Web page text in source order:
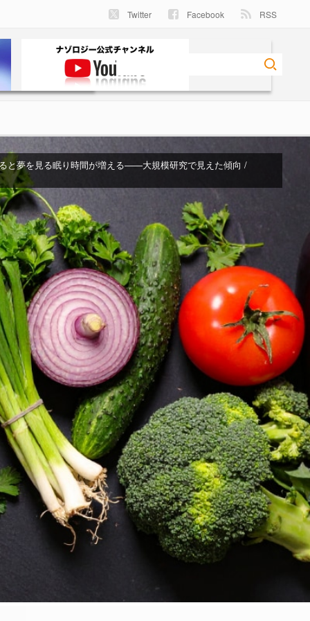
Twitter Facebook RSS
と夢を見る眠り時間が増える――大規模研究で見えた傾向 /